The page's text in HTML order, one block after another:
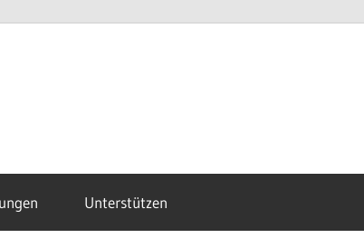
Unterstützen